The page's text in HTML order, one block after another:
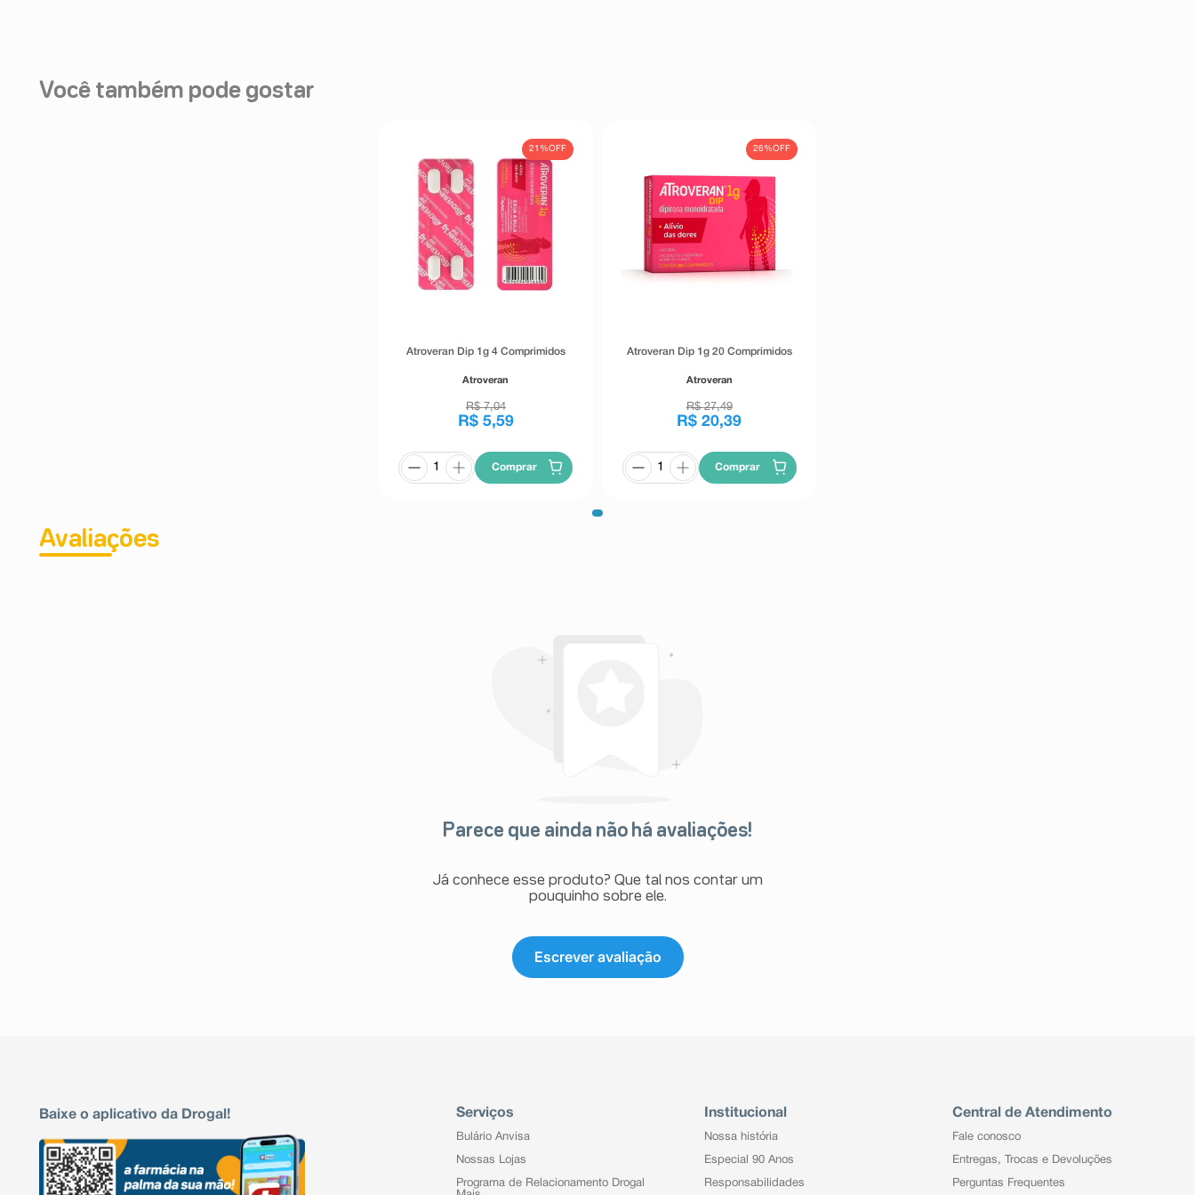
Você também pode gostar
21%OFF
Atroveran Dip 1g 4 Comprimidos
Atroveran
R$ 7,04
R$ 5,59
Comprar
26%OFF
Atroveran Dip 1g 20 Comprimidos
Atroveran
R$ 27,49
R$ 20,39
Comprar
Avaliações
Parece que ainda não há avaliações!
Já conhece esse produto? Que tal nos contar um
pouquinho sobre ele.
Escrever avaliação
Baixe o aplicativo da Drogal! Serviços
Bulário Anvisa
Nossas Lojas
Programa de Relacionamento Drogal
Institucional
Nossa história
Especial 90 Anos
Responsabilidades
Central de Atendimento
Fale conosco
Entregas, Trocas e Devoluções
Perguntas Frequentes